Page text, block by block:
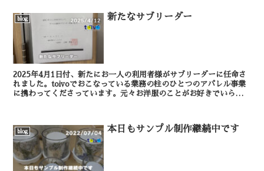
blog 新たなサブリーダー
2025年4月1日付、新たにお一人の利用者様がサブリーダーに任命さ
れました。toivoでおこなっている業務の柱のひとつのアパレル事業
に携わってくださっています。元々お洋服のことがお好きでいらっし
blog 本日もサンプル制作継続中です